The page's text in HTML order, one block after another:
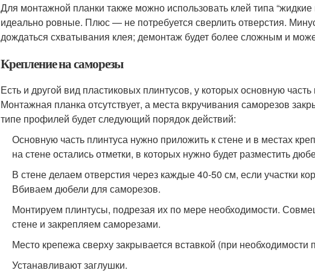
Для монтажной планки также можно использовать клей типа
идеально ровные. Плюс — не потребуется сверлить отверстия.
дождаться схватывания клея; демонтаж будет более сложным и
Крепление на саморезы
Есть и другой вид пластиковых плинтусов, у которых основную
Монтажная планка отсутствует, а места вкручивания саморезов
типе профилей будет следующий порядок действий:
Основную часть плинтуса нужно приложить к стене и в местах
на стене остались отметки, в которых нужно будет разместить
В стене делаем отверстия через каждые 40-50 см, если участки
Вбиваем дюбели для саморезов.
Монтируем плинтусы, подрезая их по мере необходимости.
стене и закрепляем саморезами.
Место крепежа сверху закрывается вставкой (при необходимости
Устанавливают заглушки.